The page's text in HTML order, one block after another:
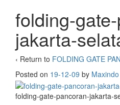
folding-
jakarta-
‹ Return to FOLDING GATE
Posted on 19-12-09 by
folding-gate-pancoran-jakarta-